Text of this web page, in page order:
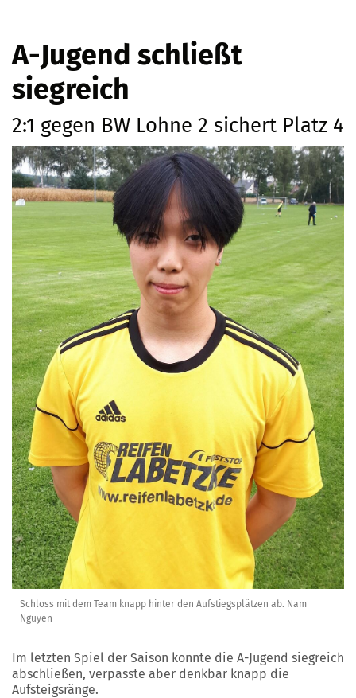
A-Jugend schließt
siegreich
2:1 gegen BW Lohne 2 sichert Platz 4
Schloss mit dem Team knapp hinter den Aufstiegsplätzen ab. Nam
Nguyen
Im letzten Spiel der Saison konnte die A-Jugend siegreich
abschließen, verpasste aber denkbar knapp die
Aufsteigsränge.